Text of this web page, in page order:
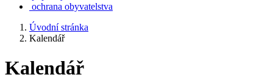
ochrana obyvatelstva
Úvodní stránka
Kalendář
Kalendář